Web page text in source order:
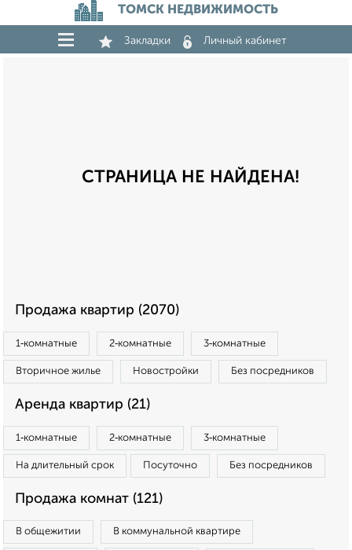
ТОМСК НЕДВИЖИМОСТЬ
Закладки Личный кабинет
СТРАНИЦА НЕ НАЙДЕНА!
Продажа квартир (2070)
1‑комнатные 2‑комнатные 3‑комнатные
Вторичное жилье Новостройки Без посредников
Аренда квартир (21)
1‑комнатные 2‑комнатные 3‑комнатные
На длительный срок Посуточно Без посредников
Продажа комнат (121)
В общежитии В коммунальной квартире